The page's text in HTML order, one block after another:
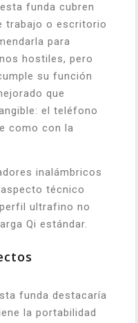
funda cubren
trabajo o escritorio
para
hostiles, pero
su función
que
el teléfono
como con la
inalámbricos
técnico
ultrafino no
Qi estándar.
funda destacaría
la portabilidad